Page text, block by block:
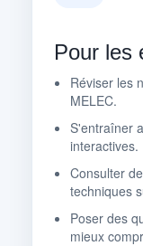
Pour les
Réviser les
MELEC.
S'entraîner
interactives.
Consulter
techniques
Poser des
mieux